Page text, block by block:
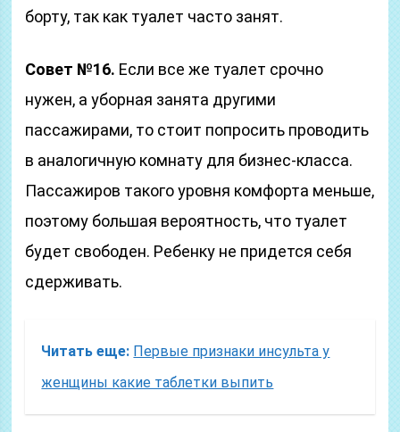
борту, так как туалет часто занят.
Совет №16. Если все же туалет срочно
нужен, а уборная занята другими
пассажирами, то стоит попросить проводить
в аналогичную комнату для бизнес-класса.
Пассажиров такого уровня комфорта меньше,
поэтому большая вероятность, что туалет
будет свободен. Ребенку не придется себя
сдерживать.
Читать еще: Первые признаки инсульта у
женщины какие таблетки выпить